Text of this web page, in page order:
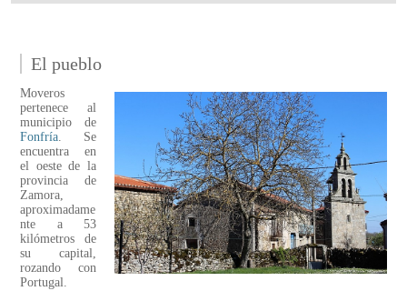
El pueblo
Moveros
pertenece al
municipio de
Fonfría. Se
encuentra en
el oeste de la
provincia de
Zamora,
aproximadame
nte a 53
kilómetros de
su capital,
rozando con
Portugal.